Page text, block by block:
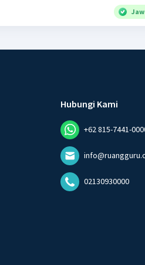
Hubungi Kami
+62 815-7441-
02130930000